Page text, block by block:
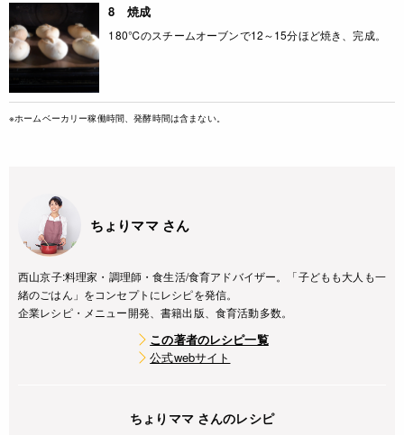
8 焼成
180℃のスチームオーブンで12～15分ほど焼き、完成。
※ホームベーカリー稼働時間、発酵時間は含まない。
ちょりママ さん
西山京子:料理家・調理師・食生活/食育アドバイザー。「子どもも大人も一
緒のごはん」をコンセプトにレシピを発信。
企業レシピ・メニュー開発、書籍出版、食育活動多数。
この著者のレシピ一覧
公式webサイト
ちょりママ さんのレシピ